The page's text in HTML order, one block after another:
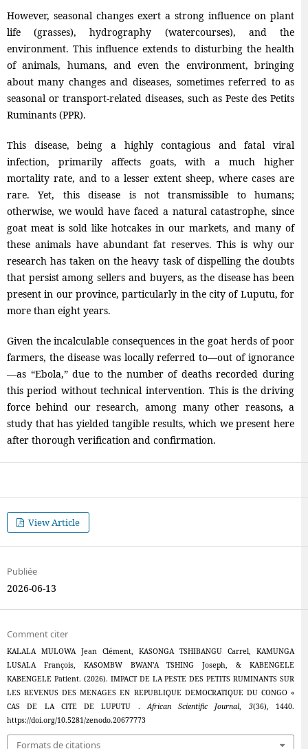
However, seasonal changes exert a strong influence on plant
life (grasses), hydrography (watercourses), and the
environment. This influence extends to disturbing the health
of animals, humans, and even the environment, bringing
about many changes and diseases, sometimes referred to as
seasonal or transport-related diseases, such as Peste des Petits
Ruminants (PPR).
This disease, being a highly contagious and fatal viral
infection, primarily affects goats, with a much higher
mortality rate, and to a lesser extent sheep, where cases are
rare. Yet, this disease is not transmissible to humans;
otherwise, we would have faced a natural catastrophe, since
goat meat is sold like hotcakes in our markets, and many of
these animals have abundant fat reserves. This is why our
research has taken on the heavy task of dispelling the doubts
that persist among sellers and buyers, as the disease has been
present in our province, particularly in the city of Luputu, for
more than eight years.
Given the incalculable consequences in the goat herds of poor
farmers, the disease was locally referred to—out of ignorance
—as “Ebola,” due to the number of deaths recorded during
this period without technical intervention. This is the driving
force behind our research, among many other reasons, a
study that has yielded tangible results, which we present here
after thorough verification and confirmation.
View Article
Publiée
2026-06-13
Comment citer
KALALA MULOWA Jean Clément, KASONGA TSHIBANGU Carrel, KAMUNGA
LUSALA François, KASOMBW BWAN’A TSHING Joseph, & KABENGELE
KABENGELE Patient. (2026). IMPACT DE LA PESTE DES PETITS RUMINANTS SUR
LES REVENUS DES MENAGES EN REPUBLIQUE DEMOCRATIQUE DU CONGO «
CAS DE LA CITE DE LUPUTU .African Scientific Journal, 3(36), 1440.
https://doi.org/10.5281/zenodo.20677773
Formats de citations